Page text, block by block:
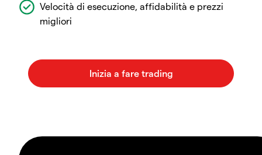
Velocità di esecuzione, affidabilità e prezzi
migliori